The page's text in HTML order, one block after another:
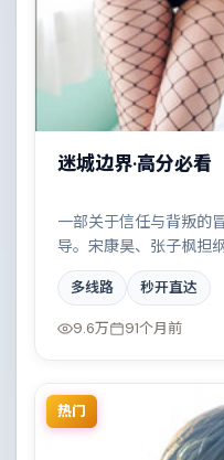
迷城边界·高分必看
一部关于信任与背叛的
导。宋康昊、张子枫担
冬雨等实力加盟，取景
的对峙与谈判扣人心弦
多线路 秒开直达
9.6万 91个月前
热门